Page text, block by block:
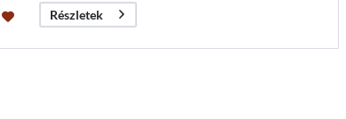
Részletek